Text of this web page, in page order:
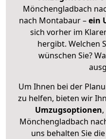
Mönchengladbach
nach Montabaur –ein
sich vorher im
hergibt. Welchen
wünschen Sie?
Um Ihnen bei der
zu helfen, bieten wir
Umzugsoptionen
Mönchengladbach
uns behalten Sie